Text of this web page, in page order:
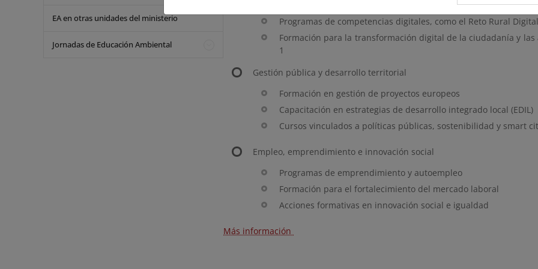
EA en otras unidades del ministerio
Jornadas de Educación Ambiental
Programas de competencias digitales, como el Reto Rural Digital
Formación para la transformación digital de la ciudadanía y
1
Gestión pública y desarrollo territorial
Formación en gestión de proyectos europeos
Capacitación en estrategias de desarrollo integrado local (EDIL)
Cursos vinculados a políticas públicas, sostenibilidad y smart
Empleo, emprendimiento e innovación social
Programas de emprendimiento y autoempleo
Formación para el fortalecimiento del mercado laboral
Acciones formativas en innovación social e igualdad
Más información